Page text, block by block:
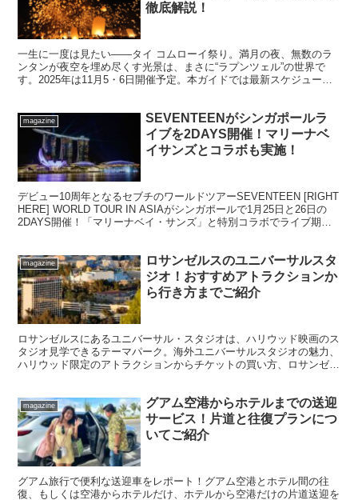
徹底解説！
一生に一度は見たい——タイ コムローイ祭り。満月の夜、無数のラ
ンタンが夜空を埋め尽くす光景は、まさに“ラプンツェル”の世界で
す。2025年は11月5・6日開催予定。本ガイドでは最新スケジュール
magazine
SEVENTEENがシンガポールラ
イブを2DAYS開催！マリーナベ
イサンズとコラボも実施！
デビュー10周年となるセブチのワールドツアーSEVENTEEN [RIGHT
HERE] WORLD TOUR IN ASIAがシンガポールで1月25日と26日の
2DAYS開催！「マリーナベイ・サンズ」と特別コラボでライブ期間
magazine
ロサンゼルスのユニバーサルスタ
ジオ！おすすめアトラクションか
ら行き方までご紹介
ロサンゼルスにあるユニバーサル・スタジオは、ハリウッド映画のス
タジオ見学できるテーマパーク。海外ユニバーサルスタジオの魅力、
ハリウッド限定のアトラクションからチケットの買い方、ロサンゼル
magazine
グアム空港からホテルまでの送迎
サービス！片道と往復プランにつ
いてご紹介
グアム旅行で便利な送迎車をレポート！グアム空港とホテル間の往
復、もしくは空港からホテルだけ、ホテルから空港だけの片道送迎を